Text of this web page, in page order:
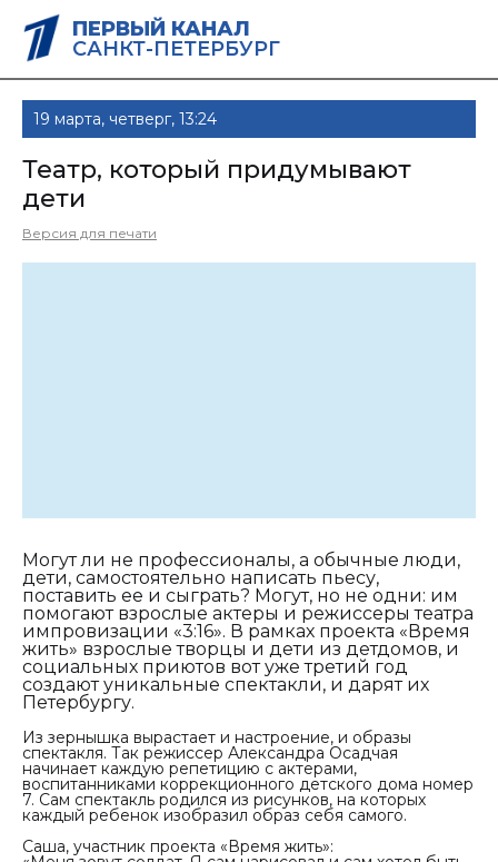
ПЕРВЫЙ КАНАЛ
САНКТ-ПЕТЕРБУРГ
19 марта, четверг, 13:24
Театр, который придумывают
дети
Версия для печати
Могут ли не профессионалы, а обычные люди,
дети, самостоятельно написать пьесу,
поставить ее и сыграть? Могут, но не одни: им
помогают взрослые актеры и режиссеры театра
импровизации «3:16». В рамках проекта «Время
жить» взрослые творцы и дети из детдомов, и
социальных приютов вот уже третий год
создают уникальные спектакли, и дарят их
Петербургу.
Из зернышка вырастает и настроение, и образы
спектакля. Так режиссер Александра Осадчая
начинает каждую репетицию с актерами,
воспитанниками коррекционного детского дома номер
7. Сам спектакль родился из рисунков, на которых
каждый ребенок изобразил образ себя самого.
Саша, участник проекта «Время жить»: